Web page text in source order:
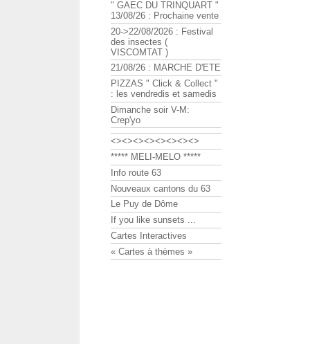
" GAEC DU TRINQUART "
13/08/26 : Prochaine vente
20->22/08/2026 : Festival
des insectes (
VISCOMTAT )
21/08/26 : MARCHE D'ETE
PIZZAS " Click & Collect "
: les vendredis et samedis
Dimanche soir V-M:
Crep'yo
<><><><><><><><>
***** MELI-MELO *****
Info route 63
Nouveaux cantons du 63
Le Puy de Dôme
If you like sunsets ...
Cartes Interactives
« Cartes à thèmes »